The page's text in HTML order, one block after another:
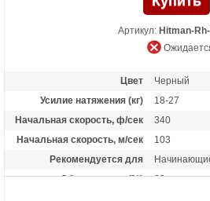
Артикул: Hitman-
Цвет
Черный
Усилие натяжения (кг)
18-27
Начальная скорость, ф/сек
340
Начальная скорость, м/сек
103
Рекомендуется для
Сброс усилия (%)
80